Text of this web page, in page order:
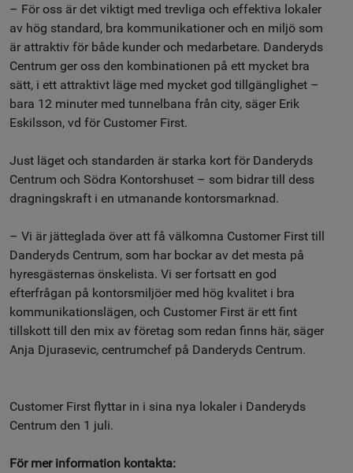
– För oss är det viktigt med trevliga och effektiva lokaler
av hög standard, bra kommunikationer och en miljö som
är attraktiv för både kunder och medarbetare. Danderyds
Centrum ger oss den kombinationen på ett mycket bra
sätt, i ett attraktivt läge med mycket god tillgänglighet –
bara 12 minuter med tunnelbana från city, säger Erik
Eskilsson, vd för Customer First.
Just läget och standarden är starka kort för Danderyds
Centrum och Södra Kontorshuset – som bidrar till dess
dragningskraft i en utmanande kontorsmarknad.
– Vi är jätteglada över att få välkomna Customer First till
Danderyds Centrum, som har bockar av det mesta på
hyresgästernas önskelista. Vi ser fortsatt en god
efterfrågan på kontorsmiljöer med hög kvalitet i bra
kommunikationslägen, och Customer First är ett fint
tillskott till den mix av företag som redan finns här, säger
Anja Djurasevic, centrumchef på Danderyds Centrum.
Customer First flyttar in i sina nya lokaler i Danderyds
Centrum den 1 juli.
För mer information kontakta: